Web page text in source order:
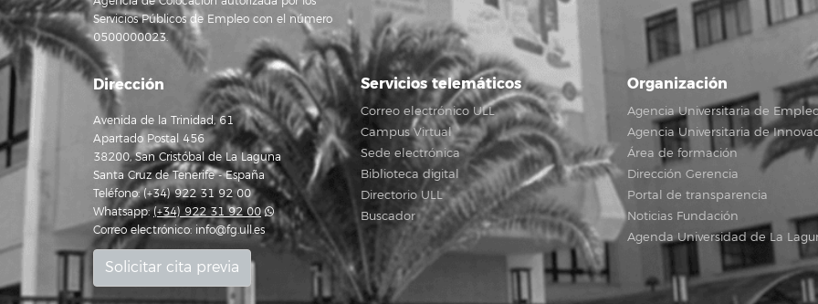
Servicios Públicos de Empleo con el número
0500000023.
Dirección
Avenida de la Trinidad, 61
Apartado Postal 456
38200, San Cristóbal de La Laguna
Santa Cruz de Tenerife - España
Teléfono: (+34) 922 31 92 00
Whatsapp:(+34) 922 31 92 00
Correo electrónico: info@fg.ull.es
Solicitar cita previa
Servicios telemáticos
Correo electrónico ULL
Campus Virtual
Sede electrónica
Biblioteca digital
Directorio ULL
Buscador
Organización
Agencia Universitaria de
Agencia Universitaria de
Área de formación
Dirección Gerencia
Portal de transparencia
Noticias Fundación
Agenda Universidad de La